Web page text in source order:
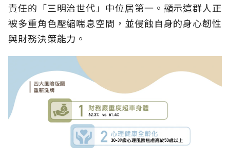
責任的「三明治世代」中位居第一。顯示這群人正
被多重角色壓縮喘息空間，並侵蝕自身的身心韌性
與財務決策能力。